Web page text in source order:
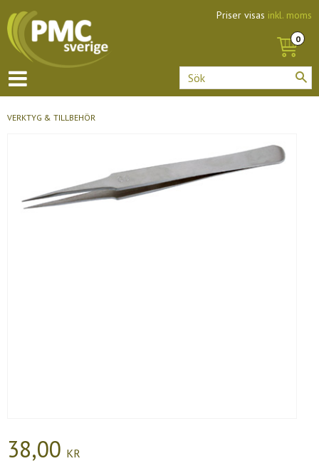
Priser visas inkl. moms
VERKTYG & TILLBEHÖR
38,00 KR